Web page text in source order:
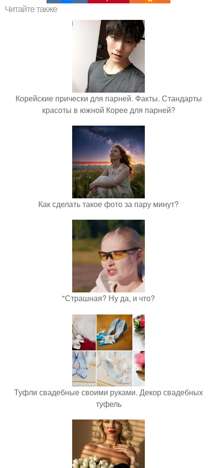
Читайте также
Корейские прически для парней. Факты. Стандарты
красоты в южной Корее для парней?
Как сделать такое фото за пару минут?
"Страшная? Ну да, и что?
Туфли свадебные своими руками. Декор свадебных
туфель